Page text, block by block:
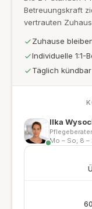
Betreuungskraft
vertrauten
Zuhause
Individuelle 1:1-
Täglich
Ilka
Mo – So, 8 –